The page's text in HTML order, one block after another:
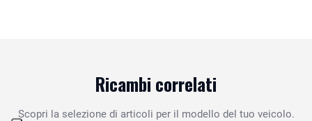
Ricambi correlati
Scopri la selezione di articoli per il modello del tuo veicolo.